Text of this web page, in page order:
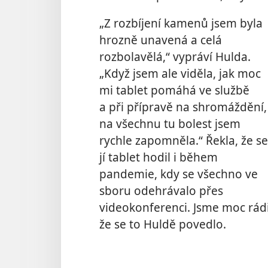
„Z rozbíjení kamenů jsem byla
hrozně unavená a celá
rozbolavělá,“ vypráví Hulda.
„Když jsem ale viděla, jak moc
mi tablet pomáhá ve službě
a při přípravě na shromáždění,
na všechnu tu bolest jsem
rychle zapomněla.“ Řekla, že se
jí tablet hodil i během
pandemie, kdy se všechno ve
sboru odehrávalo přes
videokonferenci. Jsme moc
že se to Huldě povedlo.